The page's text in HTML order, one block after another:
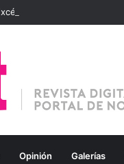
Opinión Galerías